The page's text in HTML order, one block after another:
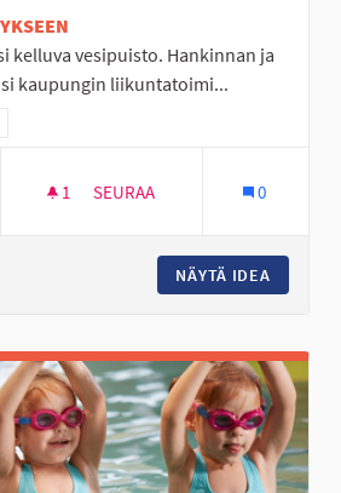
kelluva vesipuisto. Hankinnan ja
kaupungin liikuntatoimi...
mukaan: Eteläinen Seinäjoki
1 1 SEURAAJA
SEURAA 0
NÄYTÄ IDEA